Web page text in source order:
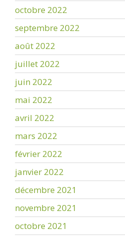
octobre 2022
septembre 2022
août 2022
juillet 2022
juin 2022
mai 2022
avril 2022
mars 2022
février 2022
janvier 2022
décembre 2021
novembre 2021
octobre 2021